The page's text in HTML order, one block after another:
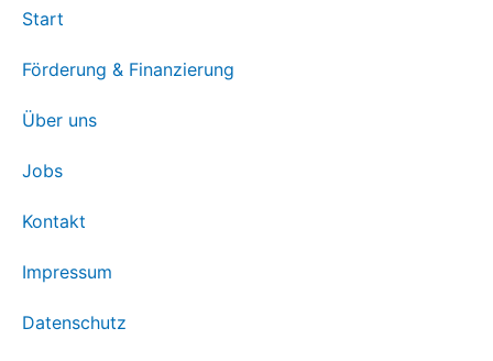
Start
Förderung & Finanzierung
Über uns
Jobs
Kontakt
Impressum
Datenschutz